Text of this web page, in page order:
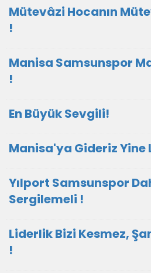
Mütevâzi Hocanın
!
Manisa Samsunspor
!
En Büyük Sevgili!
Manisa'ya Gideriz Yine
Yılport Samsunspor
Sergilemeli !
Liderlik Bizi Kesmez,
!